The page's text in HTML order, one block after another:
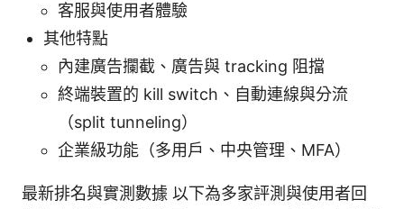
客服與使用者體驗
其他特點
內建廣告攔截、廣告與 tracking 阻擋
終端裝置的 kill switch、自動連線與分流
（split tunneling）
企業級功能（多用戶、中央管理、MFA）
最新排名與實測數據 以下為多家評測與使用者回